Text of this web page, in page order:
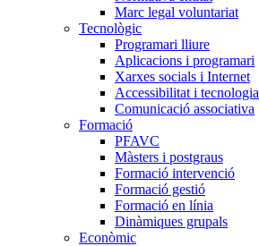
Marc legal voluntariat
Tecnològic
Programari lliure
Aplicacions i programari
Xarxes socials i Internet
Accessibilitat i tecnologia
Comunicació associativa
Formació
PFAVC
Màsters i postgraus
Formació intervenció
Formació gestió
Formació en línia
Dinàmiques grupals
Econòmic